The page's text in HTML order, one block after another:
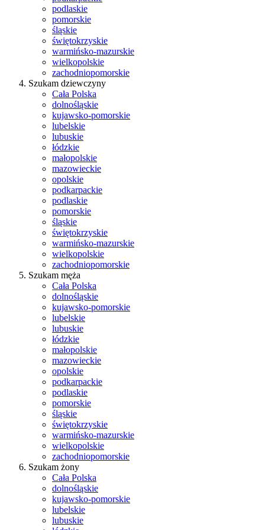
podlaskie
pomorskie
śląskie
świętokrzyskie
warmińsko-mazurskie
wielkopolskie
zachodniopomorskie
Szukam dziewczyny
Cała Polska
dolnośląskie
kujawsko-pomorskie
lubelskie
lubuskie
łódzkie
małopolskie
mazowieckie
opolskie
podkarpackie
podlaskie
pomorskie
śląskie
świętokrzyskie
warmińsko-mazurskie
wielkopolskie
zachodniopomorskie
Szukam męża
Cała Polska
dolnośląskie
kujawsko-pomorskie
lubelskie
lubuskie
łódzkie
małopolskie
mazowieckie
opolskie
podkarpackie
podlaskie
pomorskie
śląskie
świętokrzyskie
warmińsko-mazurskie
wielkopolskie
zachodniopomorskie
Szukam żony
Cała Polska
dolnośląskie
kujawsko-pomorskie
lubelskie
lubuskie